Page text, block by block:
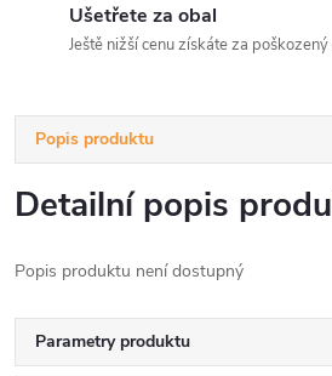
Ušetřete za obal
Ještě nižší cenu získáte za poškozený
Popis produktu
Detailní popis
Popis produktu není dostupný
Parametry produktu